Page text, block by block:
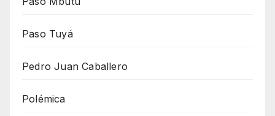
Paso Tuyá
Pedro Juan Caballero
Polémica